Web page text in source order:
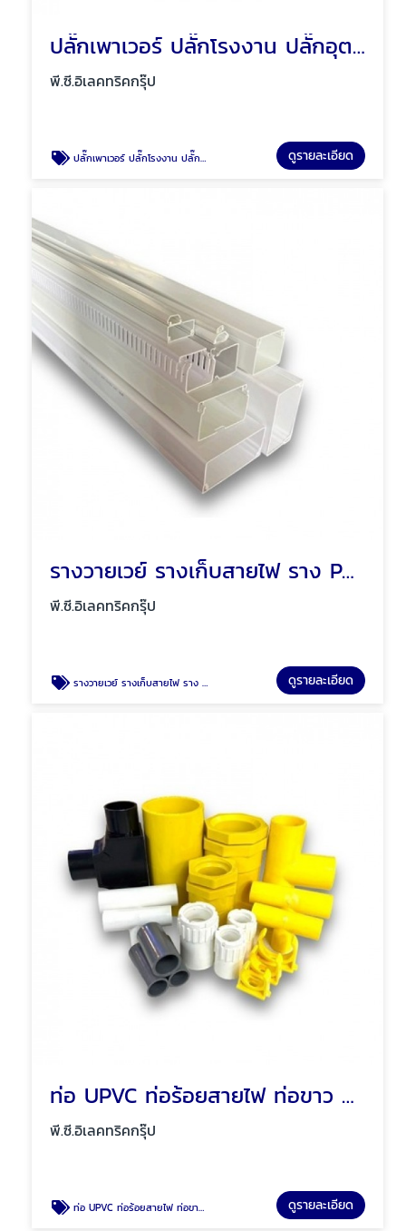
ปลั๊กเพาเวอร์ ปลั๊กโรงงาน ปลั๊กอุตสาหกรรม พัทยา ชลบุรี
พี.ซี.อิเลคทริคกรุ๊ป
ปลั๊กเพาเวอร์ ปลั๊กโรงงาน ปลั๊กอุตสาหกรรม พัทยา ชลบุรี ดูรายละเอียด
รางวายเวย์ รางเก็บสายไฟ ราง PVC พัทยา ชลบุรี
พี.ซี.อิเลคทริคกรุ๊ป
รางวายเวย์ รางเก็บสายไฟ ราง PVC พัทยา ชลบุรี ดูรายละเอียด
ท่อ UPVC ท่อร้อยสายไฟ ท่อขาว ท่อเหลือง พัทยา ชลบุรี
พี.ซี.อิเลคทริคกรุ๊ป
ท่อ UPVC ท่อร้อยสายไฟ ท่อขาว ท่อเหลือง พัทยา ชลบุรี ดูรายละเอียด